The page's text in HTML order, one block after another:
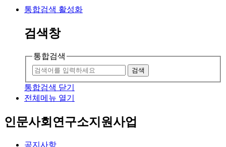
통합검색 활성화
검색창
통합검색
검색
통합검색 닫기
전체메뉴 열기
인문사회연구소지원사업
공지사항